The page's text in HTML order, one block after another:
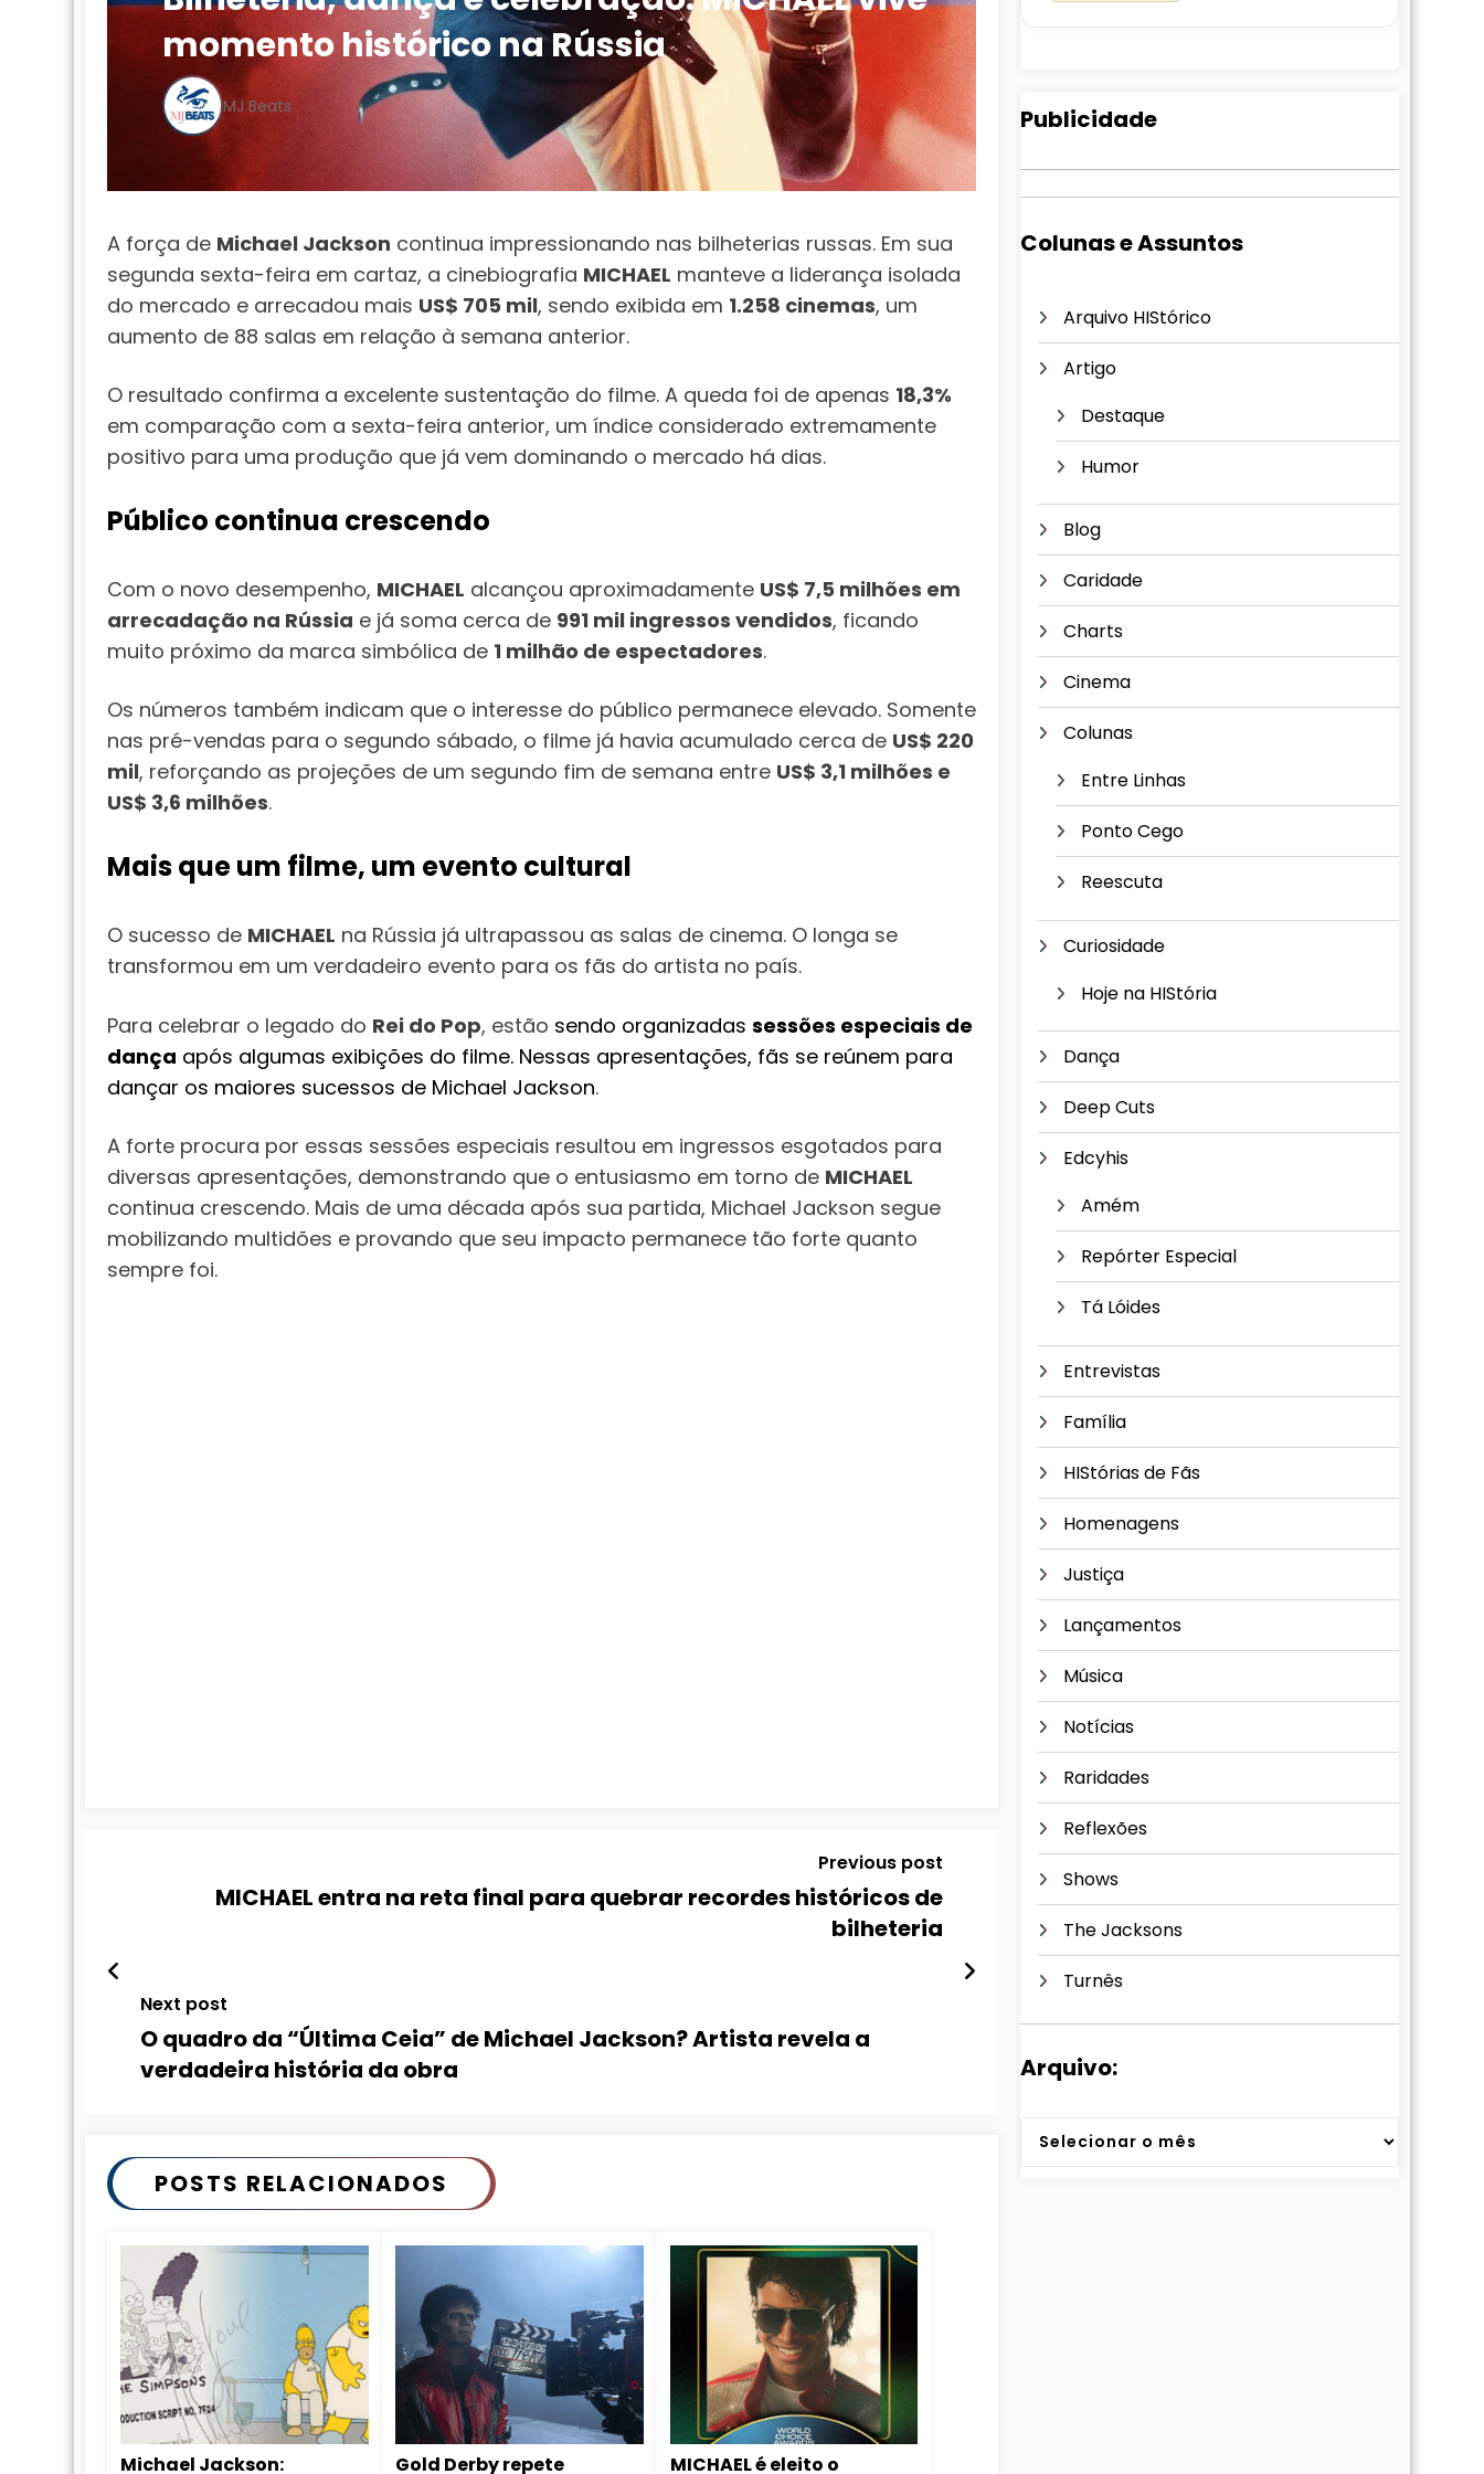
momento histórico na Rússia
MJ Beats
A força de Michael Jackson continua impressionando nas bilheterias russas. Em sua
segunda sexta-feira em cartaz, a cinebiografia MICHAEL manteve a liderança isolada
do mercado e arrecadou mais US$ 705 mil, sendo exibida em 1.258 cinemas, um
aumento de 88 salas em relação à semana anterior.
O resultado confirma a excelente sustentação do filme. A queda foi de apenas 18,3%
em comparação com a sexta-feira anterior, um índice considerado extremamente
positivo para uma produção que já vem dominando o mercado há dias.
Público continua crescendo
Com o novo desempenho, MICHAEL alcançou aproximadamente US$ 7,5 milhões em
arrecadação na Rússia e já soma cerca de 991 mil ingressos vendidos, ficando
muito próximo da marca simbólica de 1 milhão de espectadores.
Os números também indicam que o interesse do público permanece elevado. Somente
nas pré-vendas para o segundo sábado, o filme já havia acumulado cerca de US$ 220
mil, reforçando as projeções de um segundo fim de semana entre US$ 3,1 milhões e
US$ 3,6 milhões.
Mais que um filme, um evento cultural
O sucesso de MICHAEL na Rússia já ultrapassou as salas de cinema. O longa se
transformou em um verdadeiro evento para os fãs do artista no país.
Para celebrar o legado do Rei do Pop, estão sendo organizadas sessões especiais de
dança após algumas exibições do filme. Nessas apresentações, fãs se reúnem para
dançar os maiores sucessos de Michael Jackson.
A forte procura por essas sessões especiais resultou em ingressos esgotados para
diversas apresentações, demonstrando que o entusiasmo em torno de MICHAEL
continua crescendo. Mais de uma década após sua partida, Michael Jackson segue
mobilizando multidões e provando que seu impacto permanece tão forte quanto
sempre foi.
Previous post
MICHAEL entra na reta final para quebrar recordes históricos de
bilheteria
Next post
O quadro da “Última Ceia” de Michael Jackson? Artista revela a
verdadeira história da obra
POSTS RELACIONADOS
Michael Jackson: Gold Derby repete MICHAEL é eleito o
Publicidade
Colunas e Assuntos
Arquivo HIStórico
Artigo
Destaque
Humor
Blog
Caridade
Charts
Cinema
Colunas
Entre Linhas
Ponto Cego
Reescuta
Curiosidade
Hoje na HIStória
Dança
Deep Cuts
Edcyhis
Amém
Repórter Especial
Tá Lóides
Entrevistas
Família
HIStórias de Fãs
Homenagens
Justiça
Lançamentos
Música
Notícias
Raridades
Reflexões
Shows
The Jacksons
Turnês
Arquivo:
Arquivos